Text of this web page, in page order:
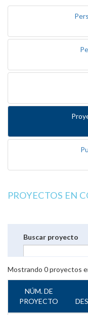
PROYECTOS EN
Buscar proyecto
Mostrando 0proyectos
NÚM. DE
PROYECTO